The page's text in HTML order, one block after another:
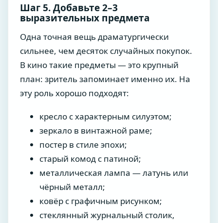
Шаг 5. Добавьте 2–3
выразительных предмета
Одна точная вещь драматургически
сильнее, чем десяток случайных покупок.
В кино такие предметы — это крупный
план: зритель запоминает именно их. На
эту роль хорошо подходят:
кресло с характерным силуэтом;
зеркало в винтажной раме;
постер в стиле эпохи;
старый комод с патиной;
металлическая лампа — латунь или
чёрный металл;
ковёр с графичным рисунком;
стеклянный журнальный столик,